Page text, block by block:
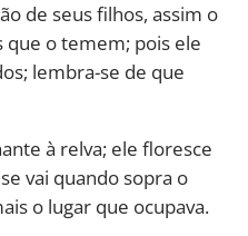
de seus filhos, assim o
o temem; pois ele
lembra-se de que
à relva; ele floresce
vai quando sopra o
o lugar que ocupava.